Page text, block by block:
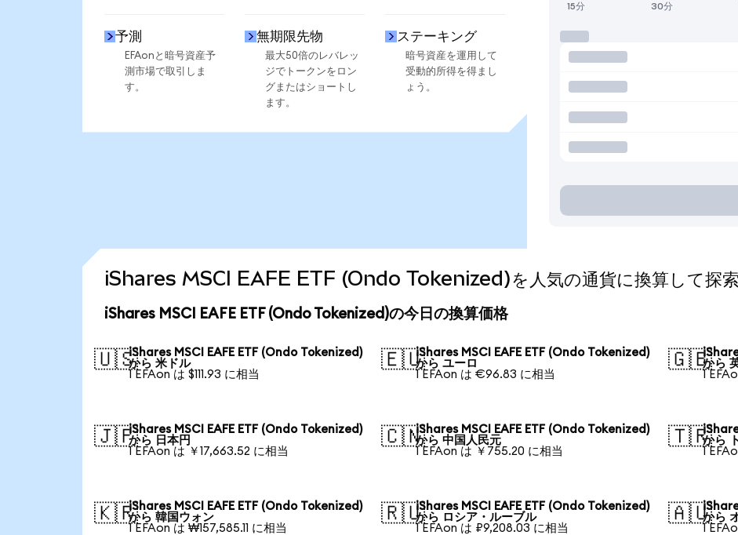
予測
EFAonと暗号資産予
測市場で取引しま
す。
無期限先物
最大50倍のレバレッ
ジでトークンをロン
グまたはショートし
ます。
ステーキング
暗号資産を運用して
受動的所得を得まし
ょう。
15分 30分
iShares MSCI EAFE ETF (Ondo Tokenized)を人気の通貨に換算して探
iShares MSCI EAFE ETF (Ondo Tokenized)の今日の換算価格
🇺🇸iShares MSCI EAFE ETF (Ondo Tokenized)
から 米ドル
1 EFAon は $111.93 に相当
🇪🇺iShares MSCI EAFE ETF (Ondo Tokenized)
から ユーロ
1 EFAon は €96.83 に相当
🇬🇧から
1
🇯🇵iShares MSCI EAFE ETF (Ondo Tokenized)
から 日本円
1 EFAon は ￥17,663.52 に相当
🇨🇳iShares MSCI EAFE ETF (Ondo Tokenized)
から 中国人民元
1 EFAon は ￥755.20 に相当
🇹🇷から
1
🇰🇷iShares MSCI EAFE ETF (Ondo Tokenized)
から 韓国ウォン
1 EFAon は ₩157,585.11 に相当
🇷🇺iShares MSCI EAFE ETF (Ondo Tokenized)
から ロシア・ルーブル
1 EFAon は ₽9,208.03 に相当
🇦🇺から
1